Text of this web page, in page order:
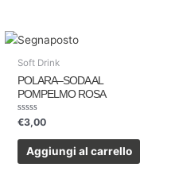
Soft Drink
POLARA–SODA AL
POMPELMO ROSA
Valutato
su
€3,00
Aggiungi al carrello